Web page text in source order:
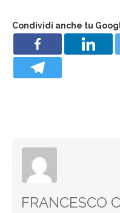
Condividi anche tu
FRANCESCO